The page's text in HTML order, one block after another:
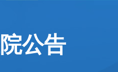
公告